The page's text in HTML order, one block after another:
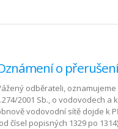
o
odběrateli,
2001 Sb., o vodovodech
vodovodní sítě dojde k
čísel popisných 1329 po